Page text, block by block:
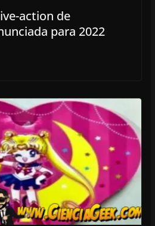
action de
para 2022